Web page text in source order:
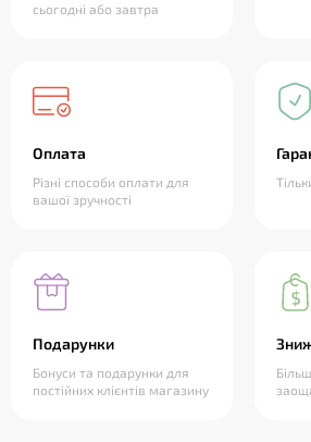
сьогодні або завтра
Оплата
Різні способи оплати для
вашої зручності
Подарунки
Бонуси та подарунки для
постійних клієнтів магазину